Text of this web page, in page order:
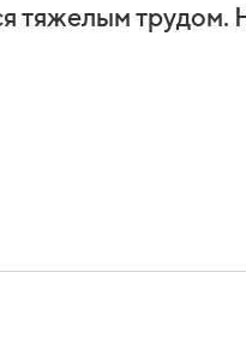
тяжелым трудом.